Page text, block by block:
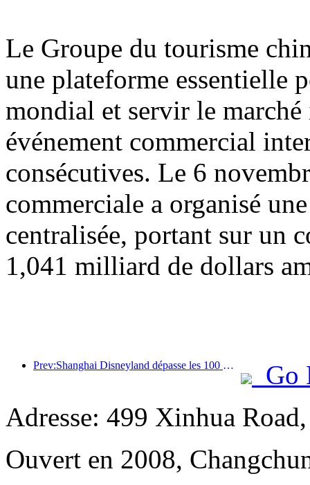
Le Groupe du tourisme
une plateforme essentielle
mondial et servir le
événement commercial
consécutives. Le 6
commerciale a organisé
centralisée, portant sur un
1,041 milliard de dollars
Prev:Shanghai Disneyland dépasse les 100 millions de visiteurs et s'agrandira avec un quatrième hôtel à thème.
Go
Adresse: 499 Xinhua
Ouvert en 2008,